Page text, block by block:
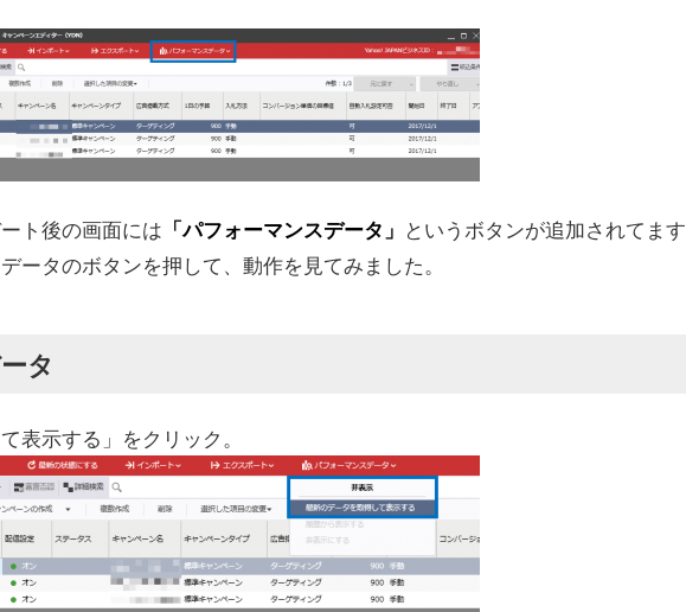
ト後の画面には 「パフォーマンスデータ」 というボタンが追加されてます
ータのボタンを押して、動作を見てみました。
タ
表示する」をクリック。